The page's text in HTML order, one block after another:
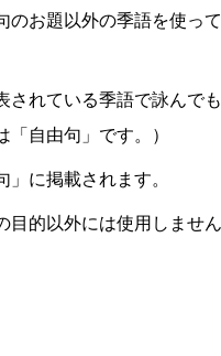
お題以外の季語を使っ
れている季語で詠んで
自由句」です。）
に掲載されます。
目的以外には使用しません